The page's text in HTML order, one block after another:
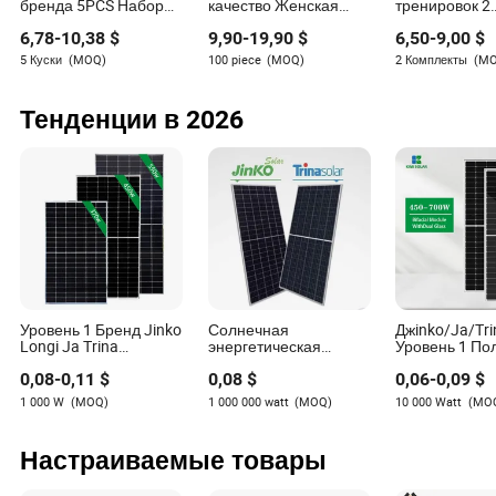
чувствительных к шуму средах.
7.Прогноз рынка
Область применения энергетических и генераторных
инфраструктура, наружное строительство,
бренда 5PCS Набор
активной одежды для
женщин, милые топы
для йоги +
леггинсы +
спортивная куртка для
занятий в спортзале
6,78-10,38 $
5 Куски (MOQ)
качество Женская
для тренировок в
спортзале Фитнес 4
PCS Йога Активная
одежда для бега
9,90-19,90$
100 piece (MOQ)
тренировок 2
шорт и
бюстгальтера
активной
6,50-9,00 $
2 Комплекты
Тенденции в 2026
Уровень 1 Бренд Jinko
Longi Ja Trina
370W 450W 540W
550W
Монокристаллический
фотоэлектрический
модуль для домашней
0,08-0,11 $
1 000 W (MOQ)
Солнечная
энергетическая
черные солнечные
панели Цены 700W
Солнечные панели с
фотоэлектрический
модуль на продажу
0,08$
1 000 000 watt (MOQ)
Джinko/Ja/
Уровень 1
солнечный
550W 580W
0,06-0,09 $
10 000 Watt
Настраиваемые товары